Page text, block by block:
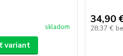
skladom
variant
34,90
28,37 €